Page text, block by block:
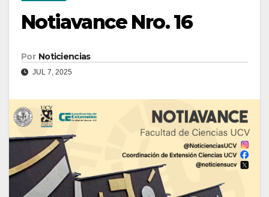
Notiavance Nro. 16
Por Noticiencias
JUL 7, 2025